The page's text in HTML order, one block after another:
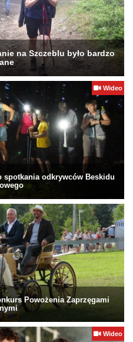
na Szczeblu było bardzo
Wideo
spotkania odkrywców Beskidu
Powożenia Zaprzęgami
Wideo